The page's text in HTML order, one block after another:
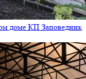
доме КП Заповедник